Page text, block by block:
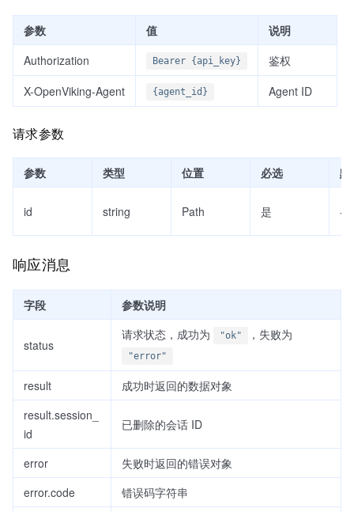
参数 值
说明
Authorization
Bearer {api_key}
鉴权
X-OpenViking-Agent
{agent_id} Agent ID
请求参数
参数 类型 位置 必选 默
id string Path 是 --
响应消息
字段 参数说明
status
请求状态，成功为 "ok" ，失败为
"error"
result
成功时返回的数据对象
result.session_
id
已删除的会话 ID
error
失败时返回的错误对象
error.code
错误码字符串